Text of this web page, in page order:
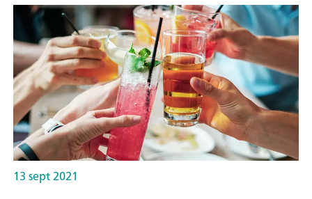
13 sept 2021